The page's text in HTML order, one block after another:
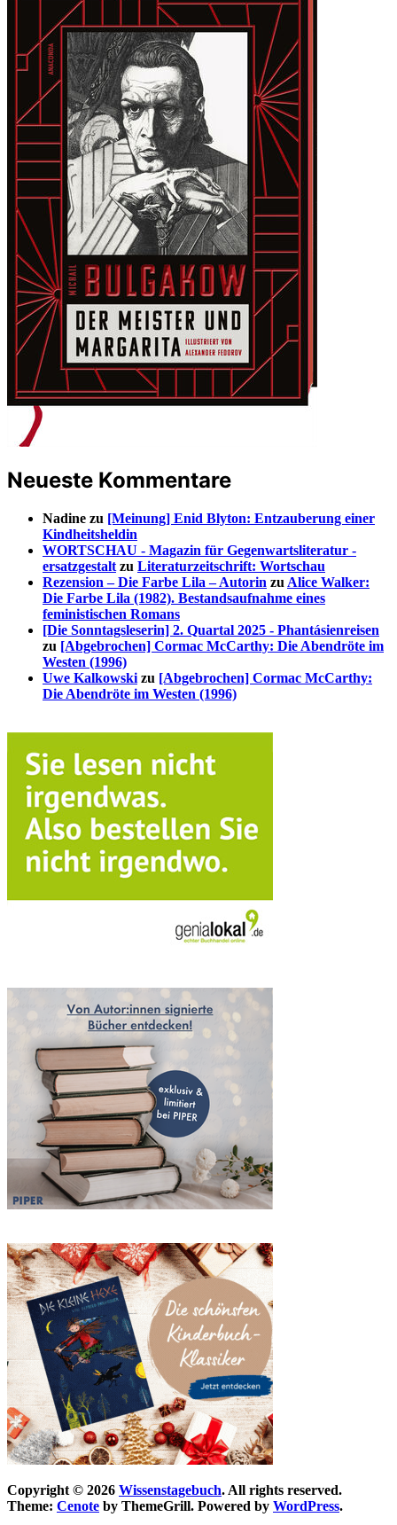
Neueste Kommentare
Nadine zu [Meinung] Enid Blyton: Entzauberung einer
Kindheitsheldin
WORTSCHAU - Magazin für Gegenwartsliteratur -
ersatzgestalt zu Literaturzeitschrift: Wortschau
Rezension – Die Farbe Lila – Autorin zu Alice Walker:
Die Farbe Lila (1982). Bestandsaufnahme eines
feministischen Romans
[Die Sonntagsleserin] 2. Quartal 2025 - Phantásienreisen
zu [Abgebrochen] Cormac McCarthy: Die Abendröte im
Westen (1996)
Uwe Kalkowski zu [Abgebrochen] Cormac McCarthy:
Die Abendröte im Westen (1996)
Copyright © 2026 Wissenstagebuch. All rights reserved.
Theme: Cenote by ThemeGrill. Powered by WordPress.